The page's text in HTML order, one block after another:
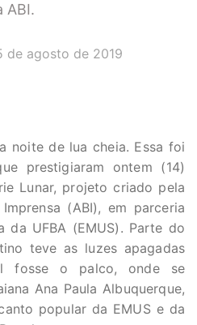
ABI.
de agosto de 2019
noite de lua cheia. Essa foi
prestigiaram ontem (14)
Lunar, projeto criado pela
(ABI), em parceria
da UFBA (EMUS). Parte do
teve as luzes apagadas
fosse o palco, onde se
Ana Paula Albuquerque,
popular da EMUS e da